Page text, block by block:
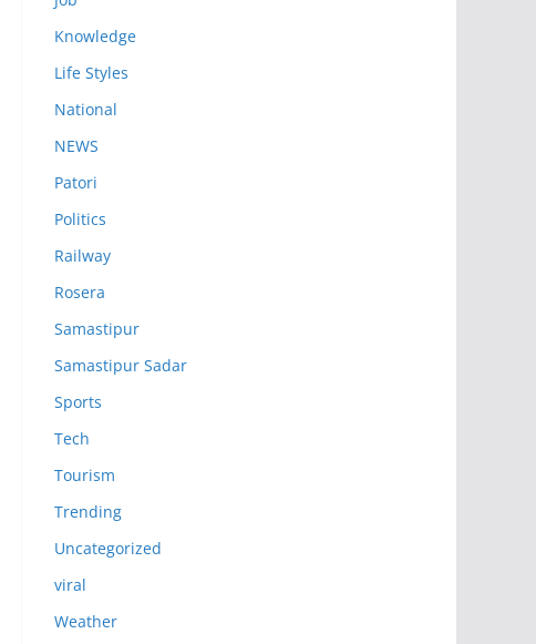
Knowledge
Life Styles
National
NEWS
Patori
Politics
Railway
Rosera
Samastipur
Samastipur Sadar
Sports
Tech
Tourism
Trending
Uncategorized
viral
Weather